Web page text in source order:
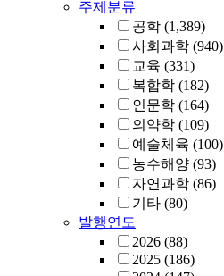
주제분류
공학 (1,389)
사회과학 (940)
교육 (331)
복합학 (182)
인문학 (164)
의약학 (109)
예술체육 (100)
농수해양 (93)
자연과학 (86)
기타 (80)
발행연도
2026 (88)
2025 (186)